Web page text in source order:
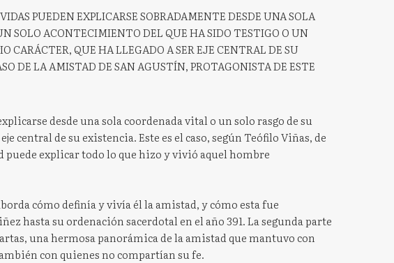
PUEDEN EXPLICARSE SOBRADAMENTE DESDE UNA SOLA
SOLO ACONTECIMIENTO DEL QUE HA SIDO TESTIGO O UN
CARÁCTER, QUE HA LLEGADO A SER EJE CENTRAL DE SU
DE LA AMISTAD DE SAN AGUSTÍN, PROTAGONISTA DE ESTE
desde una sola coordenada vital o un solo rasgo de su
central de su existencia. Este es el caso, según Teófilo Viñas, de
puede explicar todo lo que hizo y vivió aquel hombre
cómo definía y vivía él la amistad, y cómo esta fue
hasta su ordenación sacerdotal en el año 391. La segunda parte
una hermosa panorámica de la amistad que mantuvo con
con quienes no compartían su fe.